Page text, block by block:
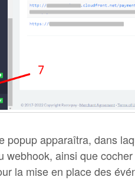
popup apparaîtra, dans
webhook, ainsi que
la mise en place des